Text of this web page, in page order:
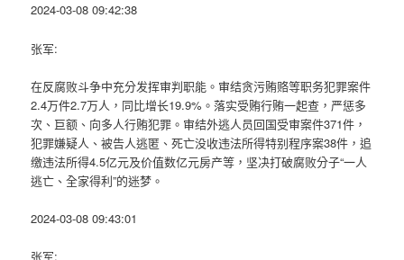
2024-03-08 09:42:38
张军:
在反腐败斗争中充分发挥审判职能。审结贪污贿赂等职务犯罪案件
2.4万件2.7万人，同比增长19.9%。落实受贿行贿一起查，严惩多
次、巨额、向多人行贿犯罪。审结外逃人员回国受审案件371件，
犯罪嫌疑人、被告人逃匿、死亡没收违法所得特别程序案38件，追
缴违法所得4.5亿元及价值数亿元房产等，坚决打破腐败分子“一人
逃亡、全家得利”的迷梦。
2024-03-08 09:43:01
张军: